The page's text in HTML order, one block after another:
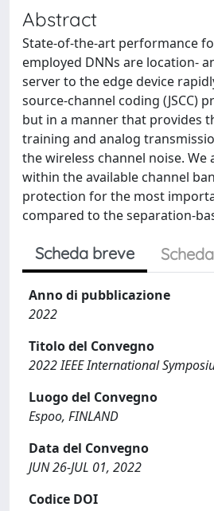
Abstract
State-of-the-art performance
employed DNNs are location-
server to the edge device
source-channel coding
but in a manner that provides
training and analog
the wireless channel noise.
within the available channel
protection for the most
compared to the separation-
Scheda breve
Anno di pubblicazione
2022
Titolo del Convegno
2022 IEEE International
Luogo del Convegno
Espoo, FINLAND
Data del Convegno
JUN 26-JUL 01, 2022
Codice DOI